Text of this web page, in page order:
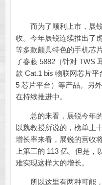
而为了顺利上市，展锐
收。今年展锐连续推出了
等多款颇具特色的手机芯
了春藤 5882（针对 TWS
款 Cat.1 bis 物联网芯片
5 芯片平台）等产品。另
在持续推进中。
总的来看，展锐今年的
以魏教授所说的，榜单上
增长率来看，展锐的营收
上第三的 113 亿。但是
难实现这样大的增长。
所以这里有两种可能，